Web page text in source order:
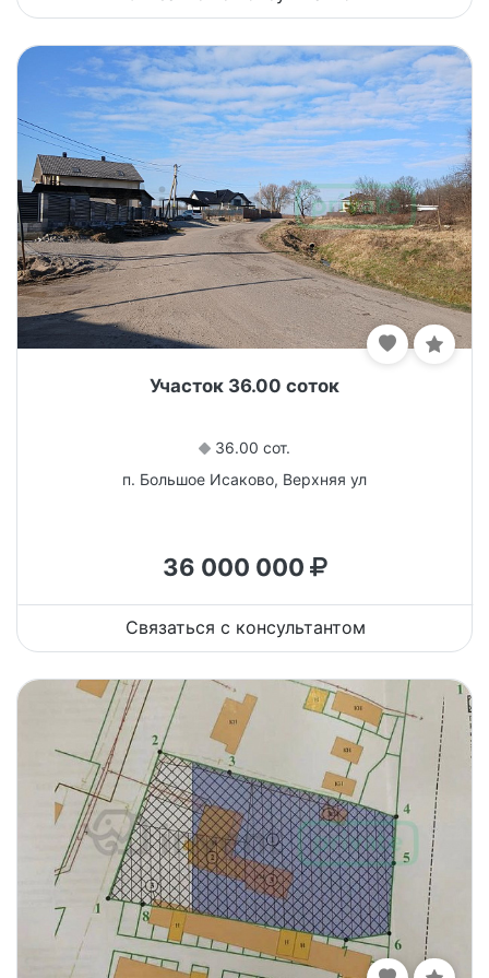
Участок 36.00 соток
36.00 сот.
п. Большое Исаково, Верхняя ул
36 000 000
Связаться с консультантом